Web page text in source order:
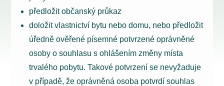
předložit občanský průkaz
doložit vlastnictví bytu nebo domu, nebo předložit
úředně ověřené písemné potvrzené oprávněné
osoby o souhlasu s ohlášením změny místa
trvalého pobytu. Takové potvrzení se nevyžaduje
v případě, že oprávněná osoba potvrdí souhlas